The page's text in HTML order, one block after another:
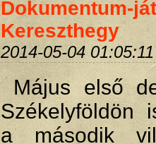
Dokumentum-
Kereszthegy
2014-05-04 01:05:11
Május első
Székelyföldön
a második